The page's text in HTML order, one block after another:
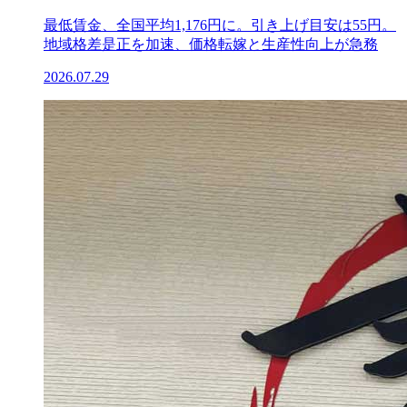
最低賃金、全国平均1,176円に。引き上げ目安は55円。
地域格差是正を加速、価格転嫁と生産性向上が急務
2026.07.29